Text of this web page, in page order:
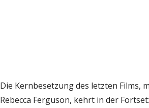
Die Kernbesetzung des letzten Films,
Rebecca Ferguson, kehrt in der